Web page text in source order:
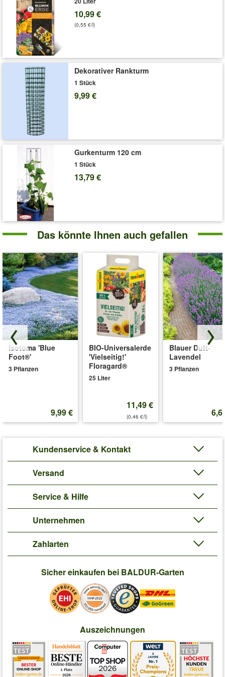
Liefergröße:9x9 cm-Topf
'Gräser-Teppich 'Carex Remota''
10,99 €
(0,55 €/l)
Dekorativer Rankturm
1 Stück
9,99 €
Gurkenturm 120 cm
1 Stück
13,79 €
Das könnte Ihnen auch gefallen
Isotoma 'Blue
Foot®'
3 Pflanzen
9,99 €
BIO-Universalerde
'Vielseitig!'
Floragard®
25 Liter
11,49 €
(0,46 €/l)
Blauer Duft-
Lavendel
3 Pflanzen
Kundenservice & Kontakt
Versand
Service & Hilfe
Unternehmen
Zahlarten
Sicher einkaufen bei BALDUR-Garten
Auszeichnungen